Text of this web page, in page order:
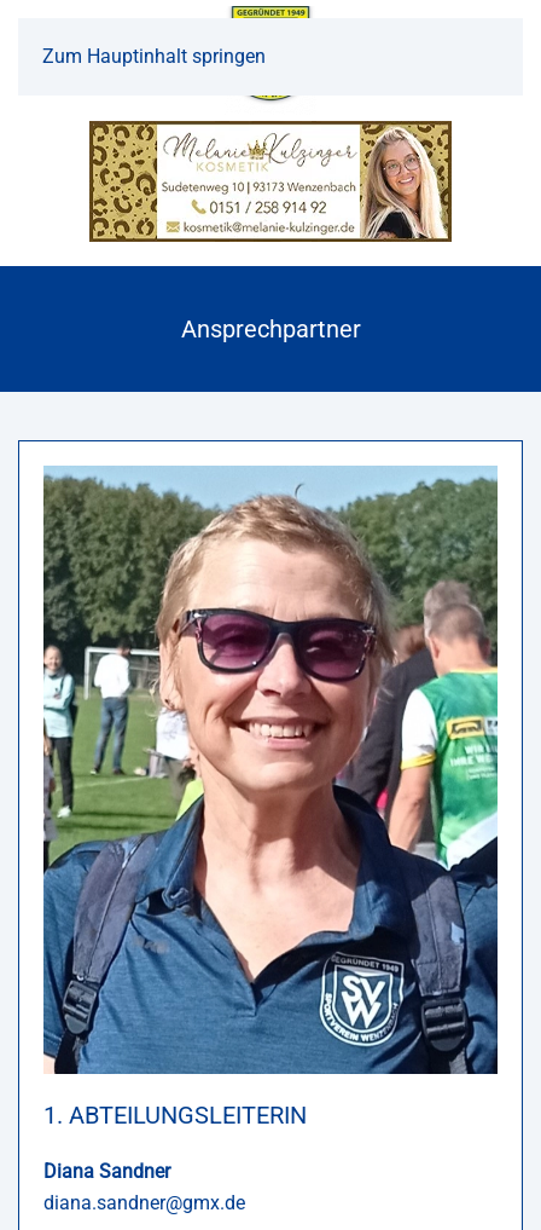
Zum Hauptinhalt springen
Ansprechpartner
1. ABTEILUNGSLEITERIN
Diana Sandner
diana.sandner@gmx.de